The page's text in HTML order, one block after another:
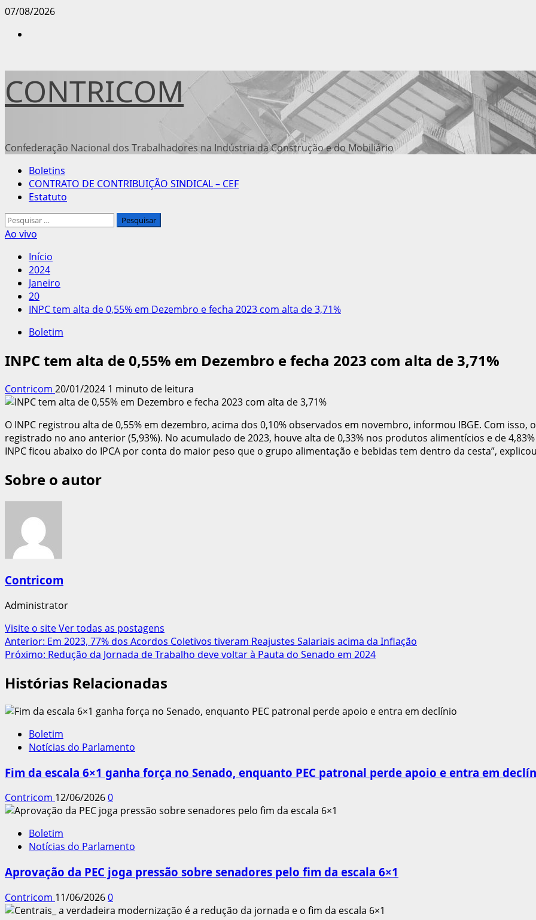
Avançar
07/08/2026
CONTRICOM
Confederação Nacional dos Trabalhadores na Indústria da Construção e do Mobiliário
Menu
principal
Boletins
CONTRATO DE CONTRIBUIÇÃO SINDICAL – CEF
Estatuto
Pesquisar
por:
Ao vivo
Início
2024
Janeiro
20
INPC tem alta de 0,55% em Dezembro e fecha 2023 com alta de 3,71%
Boletim
INPC tem alta de 0,55% em Dezembro e fecha 2023 com alta de 3,71%
Contricom 20/01/2024 1 minuto de leitura
O INPC registrou alta de 0,55% em dezembro, acima dos 0,10% observados em novembro, informou IBGE. Com
registrado no ano anterior (5,93%). No acumulado de 2023, houve alta de 0,33% nos produtos alimentícios e de
INPC ficou abaixo do IPCA por conta do maior peso que o grupo alimentação e bebidas tem dentro da cesta”,
Sobre o autor
Contricom
Administrator
Visite o siteVer todas as postagens
Navegação
de
artigos
Anterior: Em 2023, 77% dos Acordos Coletivos tiveram Reajustes Salariais acima da Inflação
Próximo: Redução da Jornada de Trabalho deve voltar à Pauta do Senado em 2024
Histórias Relacionadas
Boletim
Notícias do Parlamento
Fim da escala 6×1 ganha força no Senado, enquanto PEC patronal perde apoio e entra em
Contricom 12/06/20260
Boletim
Notícias do Parlamento
Aprovação da PEC joga pressão sobre senadores pelo fim da escala 6×1
Contricom 11/06/20260